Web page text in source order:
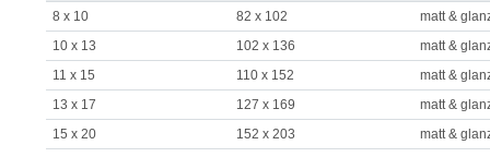
8 x 10
82 x 102
matt &
10 x 13
102 x 136
matt &
11 x 15
110 x 152
matt &
13 x 17
127 x 169
matt &
15 x 20
152 x 203
matt &